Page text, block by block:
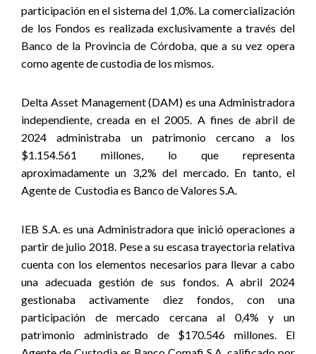
participación en el sistema del 1,0%. La comercialización
de los Fondos es realizada exclusivamente a través del
Banco de la Provincia de Córdoba, que a su vez opera
como agente de custodia de los mismos.
Delta Asset Management (DAM) es una Administradora
independiente, creada en el 2005. A fines de abril de
2024 administraba un patrimonio cercano a los
$1.154.561 millones, lo que representa
aproximadamente un 3,2% del mercado. En tanto, el
Agente de Custodia es Banco de Valores S.A.
IEB S.A. es una Administradora que inició operaciones a
partir de julio 2018. Pese a su escasa trayectoria relativa
cuenta con los elementos necesarios para llevar a cabo
una adecuada gestión de sus fondos. A abril 2024
gestionaba activamente diez fondos, con una
participación de mercado cercana al 0,4% y un
patrimonio administrado de $170.546 millones. El